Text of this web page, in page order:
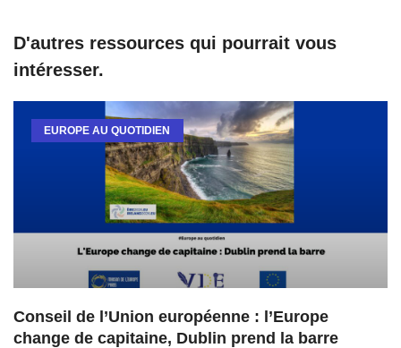
D'autres ressources qui pourrait vous
intéresser.
EUROPE AU QUOTIDIEN
Conseil de l’Union européenne : l’Europe
change de capitaine, Dublin prend la barre